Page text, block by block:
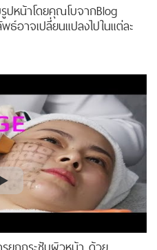
ปหน้าโดยคุณโบจากBlog
อาจเปลี่ยนแปลงไปในแต่ละ